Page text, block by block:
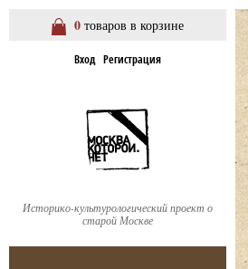
0 товаров в корзине
Вход Регистрация
Историко-культурологический проект о
старой Москве